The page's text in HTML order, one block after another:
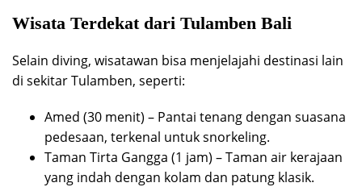
Wisata Terdekat dari Tulamben Bali
Selain diving, wisatawan bisa menjelajahi destinasi lain
di sekitar Tulamben, seperti:
Amed (30 menit) – Pantai tenang dengan suasana
pedesaan, terkenal untuk snorkeling.
Taman Tirta Gangga (1 jam) – Taman air kerajaan
yang indah dengan kolam dan patung klasik.